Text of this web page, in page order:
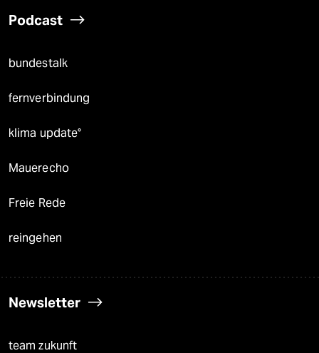
Podcast
bundestalk
fernverbindung
klima update°
Mauerecho
Freie Rede
reingehen
Newsletter
team zukunft